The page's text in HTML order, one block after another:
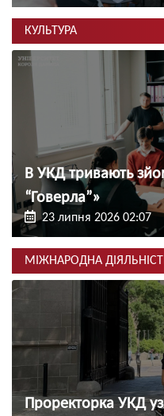
КУЛЬТУРА
В УКД тривають
“Говерла”»
23 липня 2026 02:07
МІЖНАРОДНА
Проректорка УКД